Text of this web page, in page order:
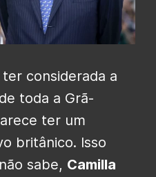
ter considerada a
toda a Grã-
ter um
britânico. Isso
sabe, Camilla